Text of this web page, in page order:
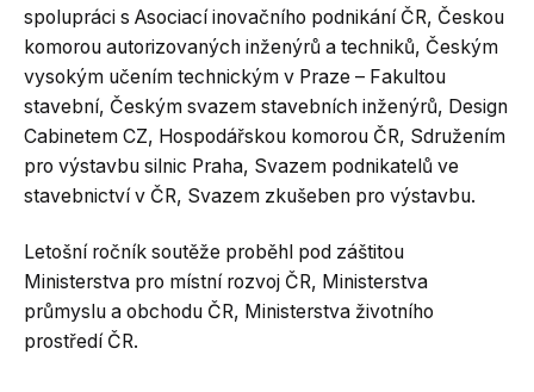
spolupráci s Asociací inovačního podnikání ČR, Českou
komorou autorizovaných inženýrů a techniků, Českým
vysokým učením technickým v Praze – Fakultou
stavební, Českým svazem stavebních inženýrů, Design
Cabinetem CZ, Hospodářskou komorou ČR, Sdružením
pro výstavbu silnic Praha, Svazem podnikatelů ve
stavebnictví v ČR, Svazem zkušeben pro výstavbu.
Letošní ročník soutěže proběhl pod záštitou
Ministerstva pro místní rozvoj ČR, Ministerstva
průmyslu a obchodu ČR, Ministerstva životního
prostředí ČR.